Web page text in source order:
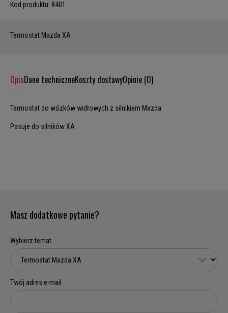
Kod produktu: 8401
Termostat Mazda XA
OpisDane techniczneKoszty dostawyOpinie (0)
Termostat do wózków widłowych z silnikiem Mazda
Pasuje do silników XA
Masz dodatkowe pytanie?